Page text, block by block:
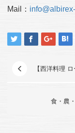
Mail：
【西洋料理
食・農